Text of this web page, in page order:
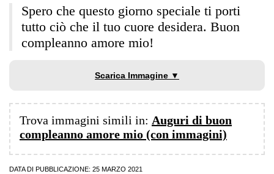
Spero che questo giorno speciale ti porti
tutto ciò che il tuo cuore desidera. Buon
compleanno amore mio!
Scarica Immagine ▼
Trova immagini simili in: Auguri di buon
compleanno amore mio (con immagini)
DATA DI PUBBLICAZIONE: 25 MARZO 2021